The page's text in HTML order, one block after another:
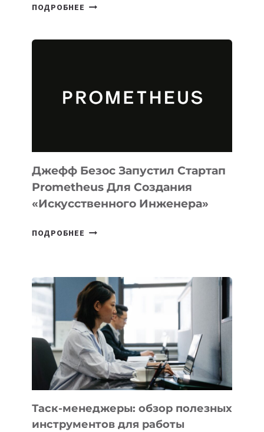
ПОДРОБНЕЕ META
ДЛЯ
ПРОГРАММИРОВАНИЯ
И
LINUX
Джефф Безос Запустил Стартап
Prometheus Для Создания
«искусственного Инженера»
ПОДРОБНЕЕ ДЖЕФФ
PROMETHEUS
ДЛЯ
СОЗДАНИЯ
«ИСКУССТВЕННОГО
ИНЖЕНЕРА»
Таск-менеджеры: обзор полезных
инструментов для работы